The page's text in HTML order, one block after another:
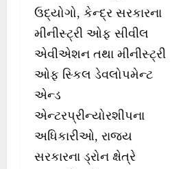
ઉદ્યોગો, કેન્દ્ર સરકારના
મીનીસ્ટ્રી ઓફ સીવીલ
એવીએશન તથા મીનીસ્ટ્રી
ઓફ સ્કિલ ડેવલોપમેન્ટ
એન્ડ
એન્ટરપ્રીન્યોરશીપના
અધિકારીઓ, રાજ્ય
સરકારના ડ્રોન ક્ષેત્રે